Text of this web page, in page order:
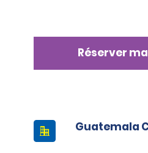
Réserver
Guatemala